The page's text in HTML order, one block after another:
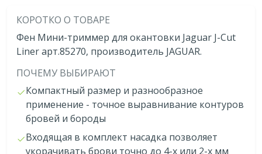
КОРОТКО О ТОВАРЕ
Фен Мини-триммер для окантовки Jaguar J-Cut
Liner арт.85270, производитель JAGUAR.
ПОЧЕМУ ВЫБИРАЮТ
Компактный размер и разнообразное
применение - точное выравнивание контуров
бровей и бороды
Входящая в комплект насадка позволяет
укорачивать брови точно до 4-х или 2-х мм